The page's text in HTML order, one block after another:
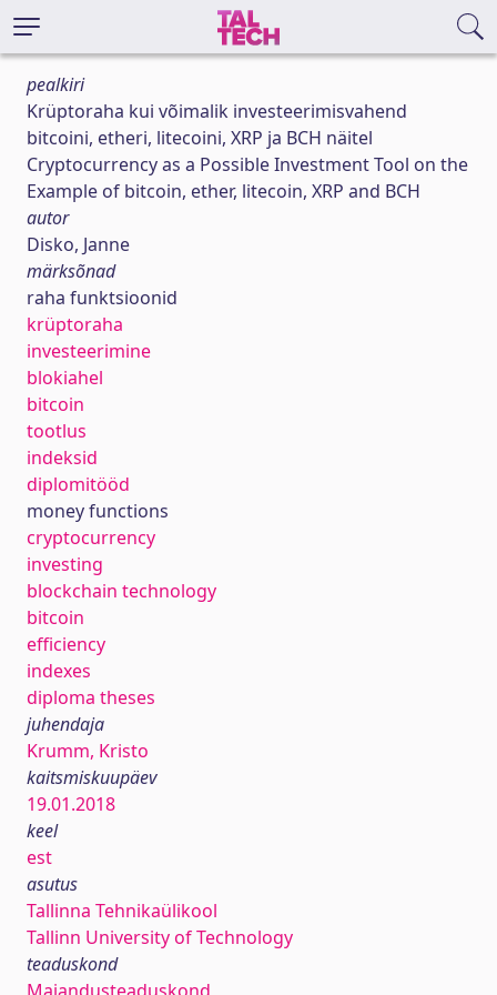
pealkiri
Krüptoraha kui võimalik investeerimisvahend
bitcoini, etheri, litecoini, XRP ja BCH näitel
Cryptocurrency as a Possible Investment Tool on the
Example of bitcoin, ether, litecoin, XRP and BCH
autor
Disko, Janne
märksõnad
raha funktsioonid
krüptoraha
investeerimine
blokiahel
bitcoin
tootlus
indeksid
diplomitööd
money functions
cryptocurrency
investing
blockchain technology
bitcoin
efficiency
indexes
diploma theses
juhendaja
Krumm, Kristo
kaitsmiskuupäev
19.01.2018
keel
est
asutus
Tallinna Tehnikaülikool
Tallinn University of Technology
teaduskond